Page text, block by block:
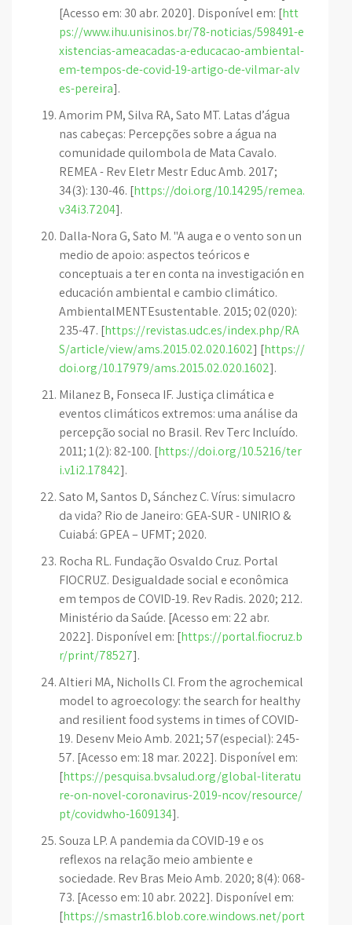
[Acesso em: 30 abr. 2020]. Disponível em: [htt
ps://www.ihu.unisinos.br/78-noticias/598491-e
xistencias-ameacadas-a-educacao-ambiental-
em-tempos-de-covid-19-artigo-de-vilmar-alv
es-pereira].
Amorim PM, Silva RA, Sato MT. Latas d’água
nas cabeças: Percepções sobre a água na
comunidade quilombola de Mata Cavalo.
REMEA - Rev Eletr Mestr Educ Amb. 2017;
34(3): 130-46. [https://doi.org/10.14295/remea.
v34i3.7204].
Dalla-Nora G, Sato M. "A auga e o vento son un
medio de apoio: aspectos teóricos e
conceptuais a ter en conta na investigación en
educación ambiental e cambio climático.
AmbientalMENTEsustentable. 2015; 02(020):
235-47. [https://revistas.udc.es/index.php/RA
S/article/view/ams.2015.02.020.1602] [https://
doi.org/10.17979/ams.2015.02.020.1602].
Milanez B, Fonseca IF. Justiça climática e
eventos climáticos extremos: uma análise da
percepção social no Brasil. Rev Terc Incluído.
2011; 1(2): 82-100. [https://doi.org/10.5216/ter
i.v1i2.17842].
Sato M, Santos D, Sánchez C. Vírus: simulacro
da vida? Rio de Janeiro: GEA-SUR - UNIRIO &
Cuiabá: GPEA – UFMT; 2020.
Rocha RL. Fundação Osvaldo Cruz. Portal
FIOCRUZ. Desigualdade social e econômica
em tempos de COVID-19. Rev Radis. 2020; 212.
Ministério da Saúde. [Acesso em: 22 abr.
2022]. Disponível em: [https://portal.fiocruz.b
r/print/78527].
Altieri MA, Nicholls CI. From the agrochemical
model to agroecology: the search for healthy
and resilient food systems in times of COVID-
19. Desenv Meio Amb. 2021; 57(especial): 245-
57. [Acesso em: 18 mar. 2022]. Disponível em:
[https://pesquisa.bvsalud.org/global-literatu
re-on-novel-coronavirus-2019-ncov/resource/
pt/covidwho-1609134].
Souza LP. A pandemia da COVID-19 e os
reflexos na relação meio ambiente e
sociedade. Rev Bras Meio Amb. 2020; 8(4): 068-
73. [Acesso em: 10 abr. 2022]. Disponível em:
[https://smastr16.blob.core.windows.net/port